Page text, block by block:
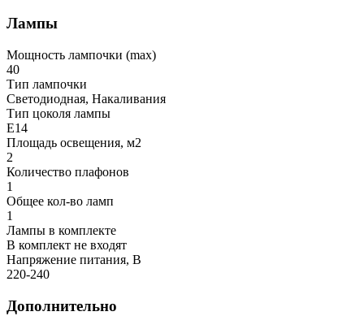
Лампы
Мощность лампочки (max)
40
Тип лампочки
Светодиодная, Накаливания
Тип цоколя лампы
E14
Площадь освещения, м2
2
Количество плафонов
1
Общее кол-во ламп
1
Лампы в комплекте
В комплект не входят
Напряжение питания, В
220-240
Дополнительно